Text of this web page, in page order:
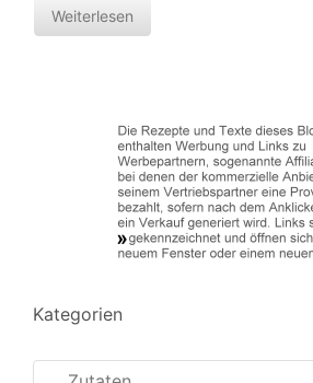
Weiterlesen
Kategorien
Kategorien